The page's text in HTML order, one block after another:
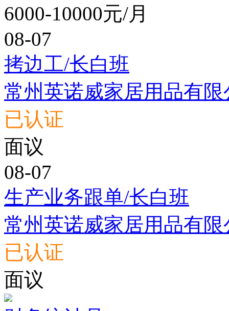
6000-10000元/月
08-07
拷边工/长白班
常州英诺威家居用品有限
已认证
面议
08-07
生产业务跟单/长白班
常州英诺威家居用品有限
已认证
面议